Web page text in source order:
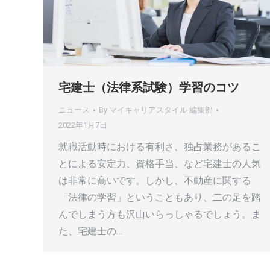
宅建士（法律系試験）学習のコツ
ニュース By マイキャリアスタイル 編集部
2022年1月7日
就職活動時における有利さ、独占業務があるこ
とによる安定力、資格手当、など宅建士の人気
は非常に高いです。しかし、不動産に関する
「法律の学習」ということもあり、二の足を踏
んでしまう方も沢山いらっしゃるでしょう。ま
た、宅建士の…